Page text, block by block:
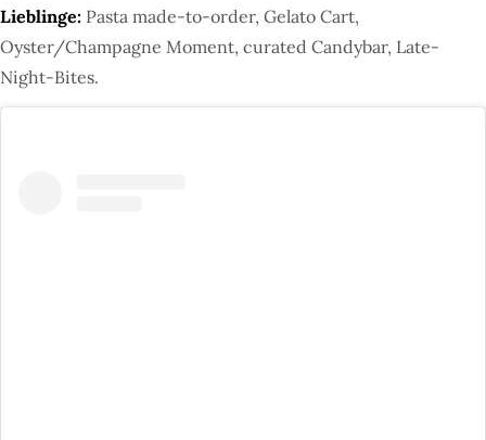
Lieblinge: Pasta made-to-order, Gelato Cart,
Oyster/Champagne Moment, curated Candybar, Late-
Night-Bites.